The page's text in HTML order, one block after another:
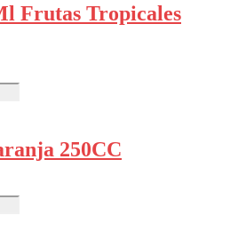
Frutas Tropicales
250CC